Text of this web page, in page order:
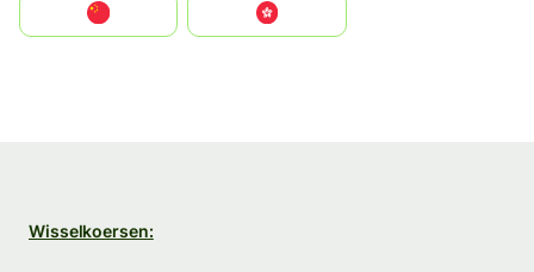
中國香港特別行政區
Wisselkoersen: